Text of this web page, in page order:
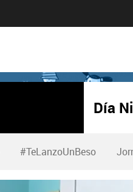
Día
#TeLanzoUnBeso